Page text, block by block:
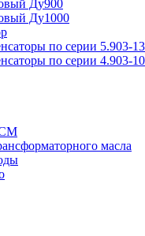
Ду900
Ду1000
по серии 5.903-
по серии 4.903-
масла